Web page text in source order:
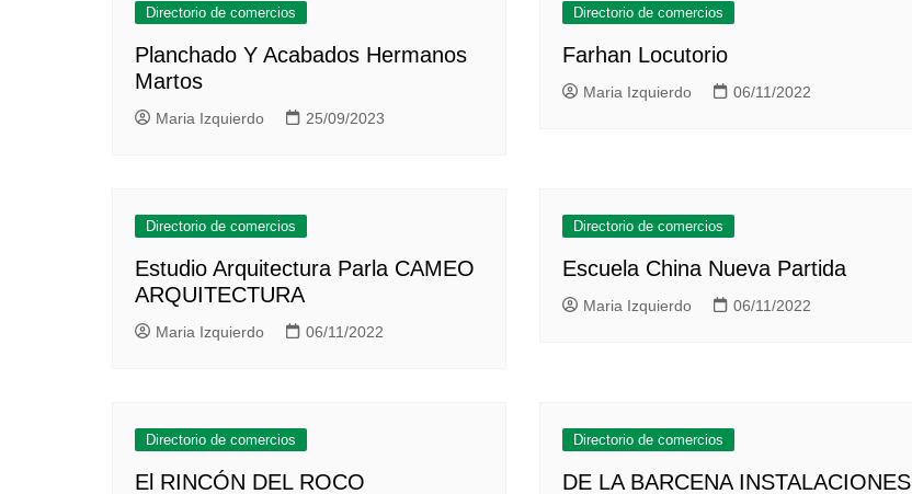
Directorio de comercios
Planchado Y Acabados Hermanos
Martos
Maria Izquierdo 25/09/2023
Directorio de comercios
Farhan Locutorio
Maria Izquierdo 06/11/2022
Directorio de comercios
Estudio Arquitectura Parla CAMEO
ARQUITECTURA
Maria Izquierdo 06/11/2022
Directorio de comercios
Escuela China Nueva Partida
Maria Izquierdo 06/11/2022
Directorio de comercios
El RINCÓN DEL ROCO
Directorio de comercios
DE LA BARCENA INSTALACIONES